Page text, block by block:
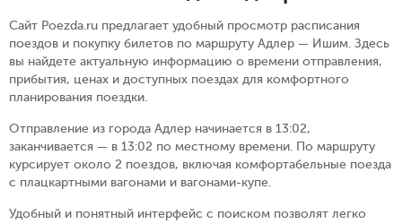
Сайт Poezda.ru предлагает удобный просмотр расписания
поездов и покупку билетов по маршруту Адлер — Ишим. Здесь
вы найдете актуальную информацию о времени отправления,
прибытия, ценах и доступных поездах для комфортного
планирования поездки.
Отправление из города Адлер начинается в 13:02,
заканчивается — в 13:02 по местному времени. По маршруту
курсирует около 2 поездов, включая комфортабельные поезда
с плацкартными вагонами и вагонами-купе.
Удобный и понятный интерфейс с поиском позволят легко